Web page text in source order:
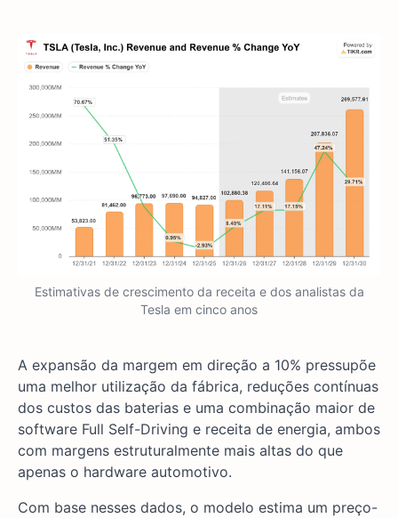
Estimativas de crescimento da receita e dos analistas da
Tesla em cinco anos
A expansão da margem em direção a 10% pressupõe
uma melhor utilização da fábrica, reduções contínuas
dos custos das baterias e uma combinação maior de
software Full Self-Driving e receita de energia, ambos
com margens estruturalmente mais altas do que
apenas o hardware automotivo.
Com base nesses dados, o modelo estima um preço-